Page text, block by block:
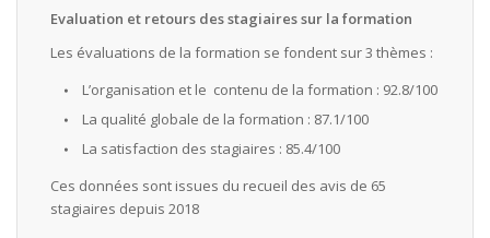
Evaluation et retours des stagiaires sur la formation
Les évaluations de la formation se fondent sur 3 thèmes :
L’organisation et le contenu de la formation : 92.8/100
La qualité globale de la formation : 87.1/100
La satisfaction des stagiaires : 85.4/100
Ces données sont issues du recueil des avis de 65
stagiaires depuis 2018